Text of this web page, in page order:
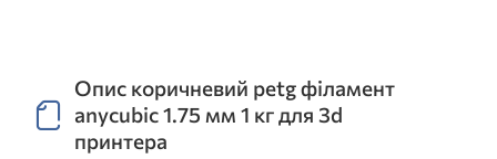
Опис коричневий petg філамент
anycubic 1.75 мм 1 кг для 3d
принтера